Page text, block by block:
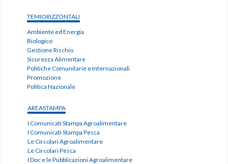
TEMIORIZZONTALI
Ambiente ed Energia
Biologico
Gestione Rischio
Sicurezza Alimentare
Politiche Comunitarie e Internazionali
Promozione
Politica Nazionale
AREASTAMPA
I Comunicati Stampa Agroalimentare
I Comunicati Stampa Pesca
Le Circolari Agroalimentare
Le Circolari Pesca
I Doc e le Pubblicazioni Agroalimentare